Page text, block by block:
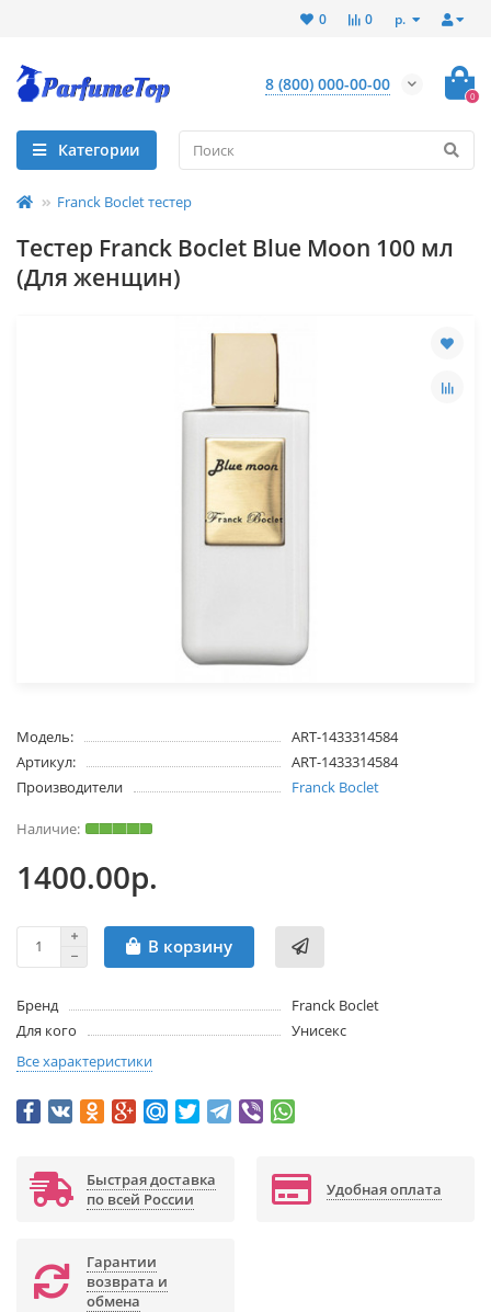
р.
0
0
8 (800) 000-00-00
0
Категории
Franck Boclet тестер
Тестер Franck Boclet Blue Moon 100 мл
(Для женщин)
Модель:
ART-1433314584
Артикул:
ART-1433314584
Производители
Franck Boclet
1400.00р.
В корзину
Бренд
Franck Boclet
Для кого
Унисекс
Все характеристики
Быстрая доставка
по всей России
Удобная оплата
Гарантии
возврата и
обмена